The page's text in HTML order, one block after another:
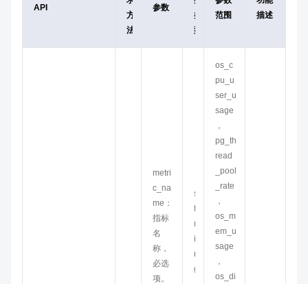
API
方
法
参数
类
型
范围
描述
metri
c_na
me：
指标
名
称，
必选
项。
s
t
r
i
n
g
os_c
pu_u
ser_u
sage
，
pg_th
read
_pool
_rate
，
os_m
em_u
sage
，
os_di